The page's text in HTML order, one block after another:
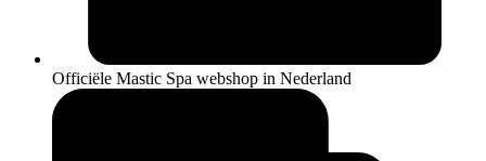
Officiële Mastic Spa webshop in Nederland